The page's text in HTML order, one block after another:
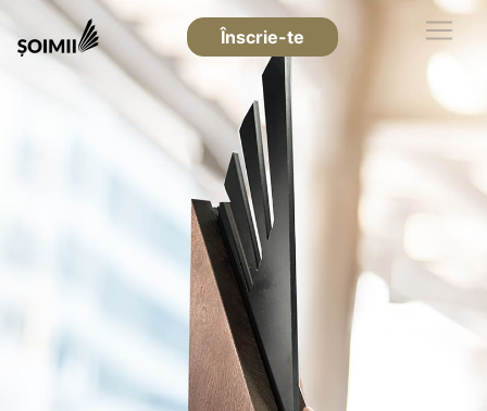
Înscrie-te